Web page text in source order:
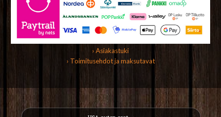
› Asiakastuki
› Toimitusehdot ja maksutavat